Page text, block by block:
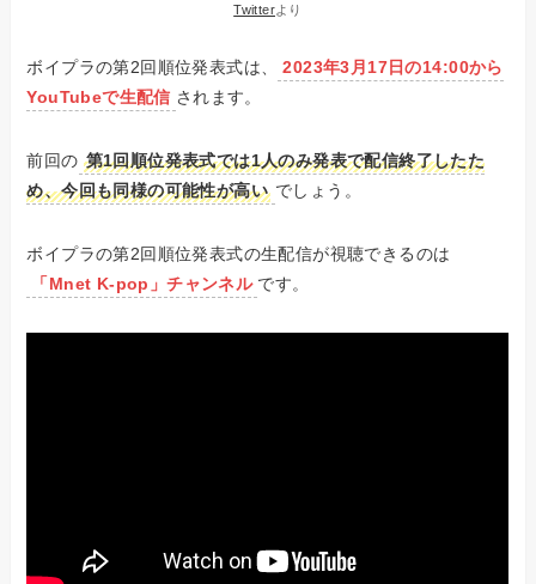
Twitterより
ボイプラの第2回順位発表式は、
2023年3月17日の14:00から
YouTubeで生配信 されます。
前回の 第1回順位発表式では1人のみ発表で配信終了したた
め、今回も同様の可能性が高い でしょう。
ボイプラの第2回順位発表式の生配信が視聴できるのは
「Mnet K-pop」チャンネル です。